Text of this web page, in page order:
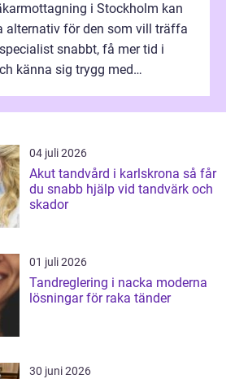
i Stockholm kan
alternativ för den som vill träffa
snabbt, få mer tid i
känna sig trygg med
04 juli 2026
Akut tandvård i karlskrona så får
du snabb hjälp vid tandvärk och
skador
01 juli 2026
Tandreglering i nacka moderna
lösningar för raka tänder
30 juni 2026